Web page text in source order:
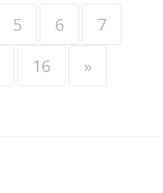
5 6
7
16 »